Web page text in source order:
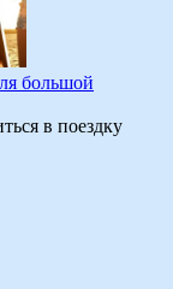
большой
в поездку